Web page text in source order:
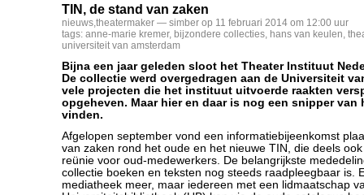
TIN, de stand van zaken
nieuws,theatermaker — simber op 11 februari 2014 om 12:00 uur
tags: anne-marie kremer, bijzondere collecties, hans van keulen,
universiteit van amsterdam
Bijna een jaar geleden sloot het Theater Instituut
De collectie werd overgedragen aan de Universiteit
vele projecten die het instituut uitvoerde raakten
opgeheven. Maar hier en daar is nog een snipper van
vinden.
Afgelopen september vond een informatiebijeenkomst
van zaken rond het oude en het nieuwe TIN, die deels
reünie voor oud-medewerkers. De belangrijkste
collectie boeken en teksten nog steeds raadpleegbaar is.
mediatheek meer, maar iedereen met een lidmaatschap